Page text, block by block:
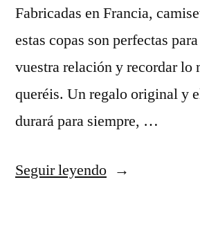
Fabricadas en Francia,
estas copas son perfectas
vuestra relación y recordar lo
queréis. Un regalo original y
durará para siempre, …
Seguir leyendo«donde